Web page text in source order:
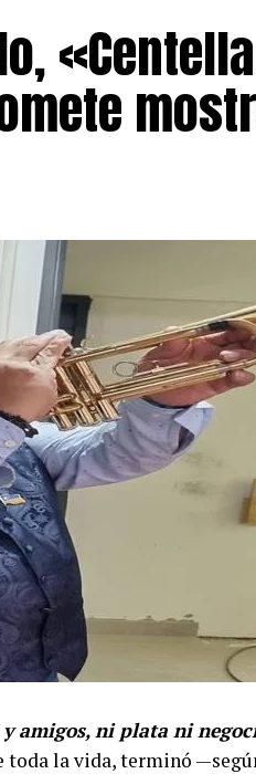
amigos, ni plata ni
toda la vida, terminó